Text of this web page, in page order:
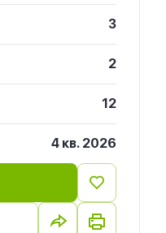
3
2
12
4 кв. 2026